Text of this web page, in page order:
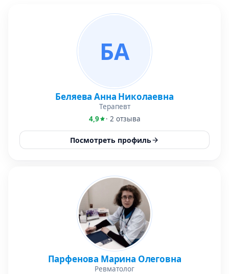
БА
Беляева Анна Николаевна
Терапевт
4,9
· 2 отзыва
Посмотреть профиль
Парфенова Марина Олеговна
Ревматолог